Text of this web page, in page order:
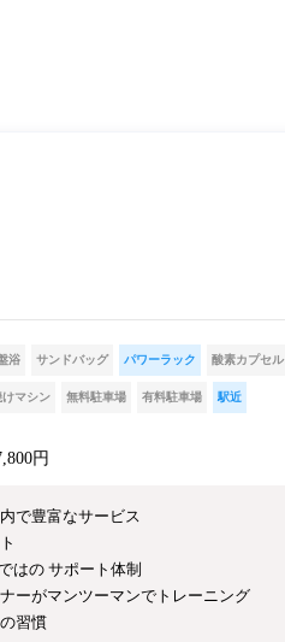
浴 サンドバッグ パワーラック 酸素カプセル
けマシン 無料駐車場 有料駐車場 駅近
円
で豊富なサービス
はの サポート体制
ーがマンツーマンでトレーニング
習慣